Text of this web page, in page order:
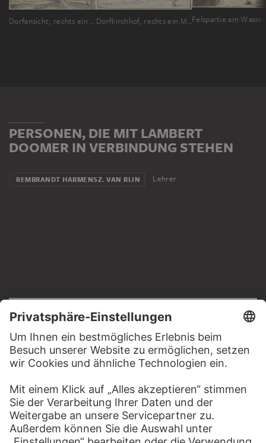
Dorfansicht, rechts ein Wirtshaus, vorne querüber ein Bach mit einer steinernen Brücke Dorfkirchhof, rechts ein MannFelspartie am Wasser
PERSONEN, DIE MIT LAMBERT
DOOMER IN VERBINDUNG STEHEN
REMBRANDT HARMENSZ. VAN RIJN Lehrer
Impressum
Datenschutz
Copyright © 2026 Städel Museum
All rights reserved.
DIGITALE SAMMLUNG
Startseite
Werke
Künstler